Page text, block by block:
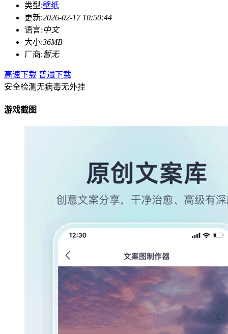
类型:壁纸
更新:2026-02-17 10:50:44
语言:中文
大小:36MB
厂商:暂无
高速下载 普通下载
安全检测无病毒无外挂
游戏截图